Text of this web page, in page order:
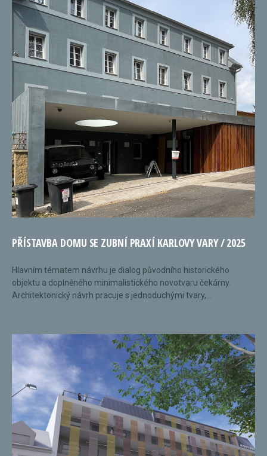
PŘÍSTAVBA DOMU SE ZUBNÍ PRAXÍ KARLOVY VARY / 2025
Hlavním tématem návrhu je dialog původního historického
objektu a doplněného minimalistického novotvaru čekárny.
Architektonický návrh pracuje s jednoduchými tvary,...